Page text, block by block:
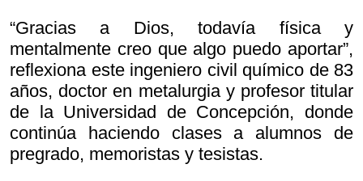
“Gracias a Dios, todavía física y
mentalmente creo que algo puedo aportar”,
reflexiona este ingeniero civil químico de 83
años, doctor en metalurgia y profesor titular
de la Universidad de Concepción, donde
continúa haciendo clases a alumnos de
pregrado, memoristas y tesistas.